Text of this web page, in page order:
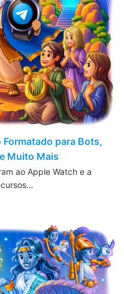
para Bots,
Muito Mais
ao Apple Watch e a